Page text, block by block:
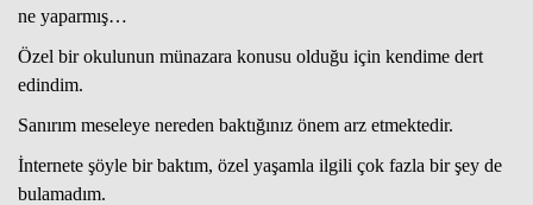
ne yaparmış…
Özel bir okulunun münazara konusu olduğu için kendime dert
edindim.
Sanırım meseleye nereden baktığınız önem arz etmektedir.
İnternete şöyle bir baktım, özel yaşamla ilgili çok fazla bir şey de
bulamadım.
İLETİŞİM